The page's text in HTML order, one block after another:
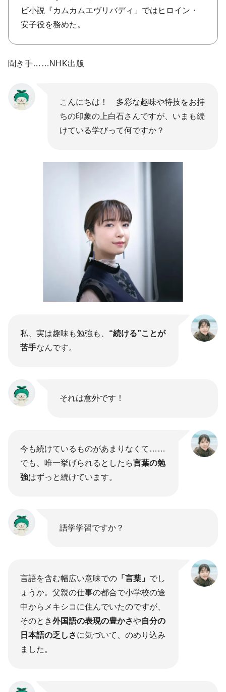
ビ小説『カムカムエヴリバディ」ではヒロイン・
安子役を務めた。
聞き手……NHK出版
こんにちは！ 多彩な趣味や特技をお持
ちの印象の上白石さんですが、いまも続
けている学びって何ですか？
私、実は趣味も勉強も、 “続ける”ことが
苦手なんです。
それは意外です！
今も続けているものがあまりなくて……
でも、唯一挙げられるとしたら言葉の勉
強はずっと続けています。
語学学習ですか？
言語を含む幅広い意味での 「言葉」 でし
ょうか。父親の仕事の都合で小学校の途
中からメキシコに住んでいたのですが、
そのとき外国語の表現の豊かさや自分の
日本語の乏しさに気づいて、のめり込み
ました。